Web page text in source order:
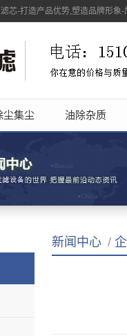
芯-打造产品优势,塑造品牌形象-
尘集尘 油除杂质
新闻中心 /